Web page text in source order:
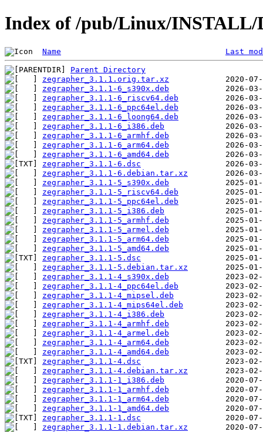
Index of /pub/Linux/INSTALL/
Name Last
Parent Directory
zegrapher_3.1.1.orig.tar.xz
zegrapher_3.1.1-6_s390x.deb
zegrapher_3.1.1-6_riscv64.deb
zegrapher_3.1.1-6_ppc64el.deb
zegrapher_3.1.1-6_loong64.deb
zegrapher_3.1.1-6_i386.deb
zegrapher_3.1.1-6_armhf.deb
zegrapher_3.1.1-6_arm64.deb
zegrapher_3.1.1-6_amd64.deb
zegrapher_3.1.1-6.dsc
zegrapher_3.1.1-6.debian.tar.xz
zegrapher_3.1.1-5_s390x.deb
zegrapher_3.1.1-5_riscv64.deb
zegrapher_3.1.1-5_ppc64el.deb
zegrapher_3.1.1-5_i386.deb
zegrapher_3.1.1-5_armhf.deb
zegrapher_3.1.1-5_armel.deb
zegrapher_3.1.1-5_arm64.deb
zegrapher_3.1.1-5_amd64.deb
zegrapher_3.1.1-5.dsc
zegrapher_3.1.1-5.debian.tar.xz
zegrapher_3.1.1-4_s390x.deb
zegrapher_3.1.1-4_ppc64el.deb
zegrapher_3.1.1-4_mipsel.deb
zegrapher_3.1.1-4_mips64el.deb
zegrapher_3.1.1-4_i386.deb
zegrapher_3.1.1-4_armhf.deb
zegrapher_3.1.1-4_armel.deb
zegrapher_3.1.1-4_arm64.deb
zegrapher_3.1.1-4_amd64.deb
zegrapher_3.1.1-4.dsc
zegrapher_3.1.1-4.debian.tar.xz
zegrapher_3.1.1-1_i386.deb
zegrapher_3.1.1-1_armhf.deb
zegrapher_3.1.1-1_arm64.deb
zegrapher_3.1.1-1_amd64.deb
zegrapher_3.1.1-1.dsc
zegrapher_3.1.1-1.debian.tar.xz